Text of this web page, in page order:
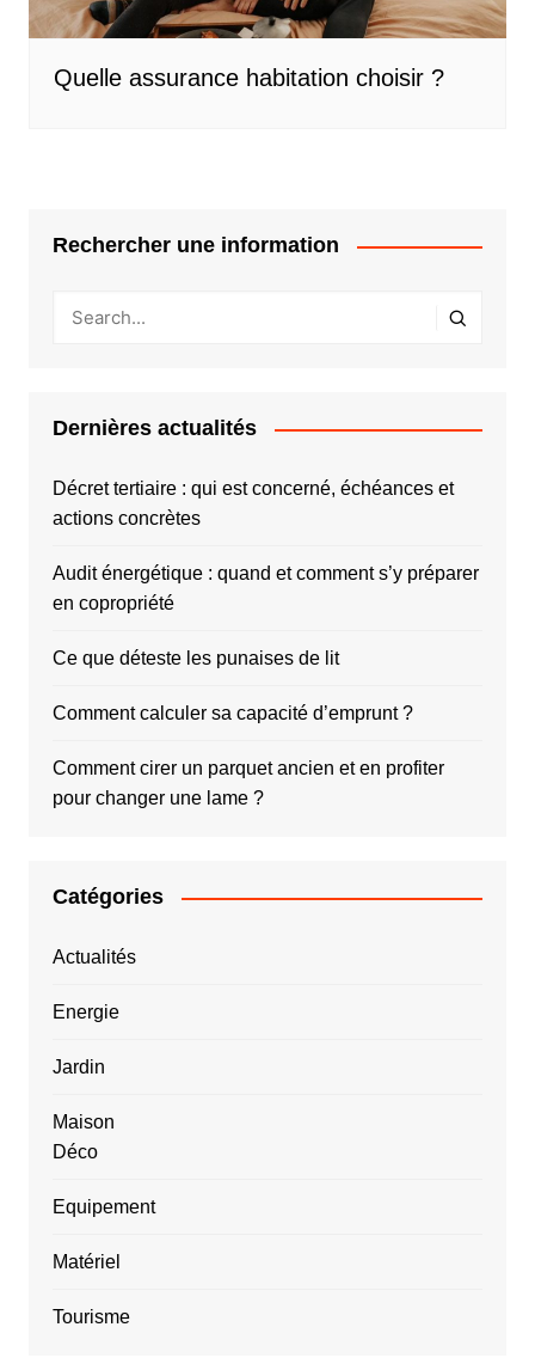
Quelle assurance habitation choisir ?
Rechercher une information
Dernières actualités
Décret tertiaire : qui est concerné, échéances et
actions concrètes
Audit énergétique : quand et comment s’y préparer
en copropriété
Ce que déteste les punaises de lit
Comment calculer sa capacité d’emprunt ?
Comment cirer un parquet ancien et en profiter
pour changer une lame ?
Catégories
Actualités
Energie
Jardin
Maison
Déco
Equipement
Matériel
Tourisme